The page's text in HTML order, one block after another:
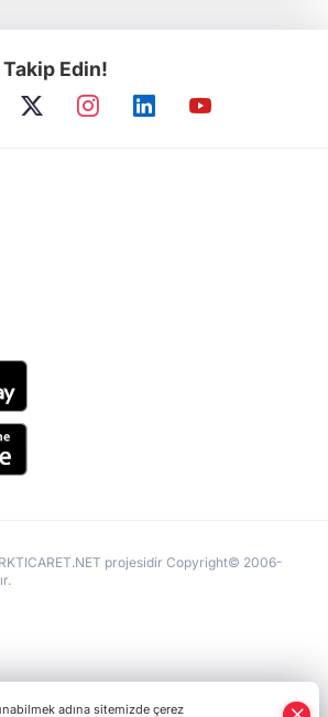
Edin!
projesidir Copyright© 2006-
adına sitemizde çerez